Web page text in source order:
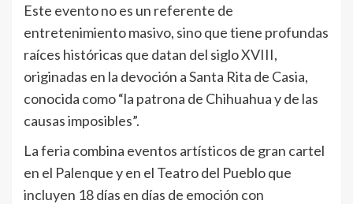
Este evento no es un referente de
entretenimiento masivo, sino que tiene profundas
raíces históricas que datan del siglo XVIII,
originadas en la devoción a Santa Rita de Casia,
conocida como “la patrona de Chihuahua y de las
causas imposibles”.
La feria combina eventos artísticos de gran cartel
en el Palenque y en el Teatro del Pueblo que
incluyen 18 días en días de emoción con